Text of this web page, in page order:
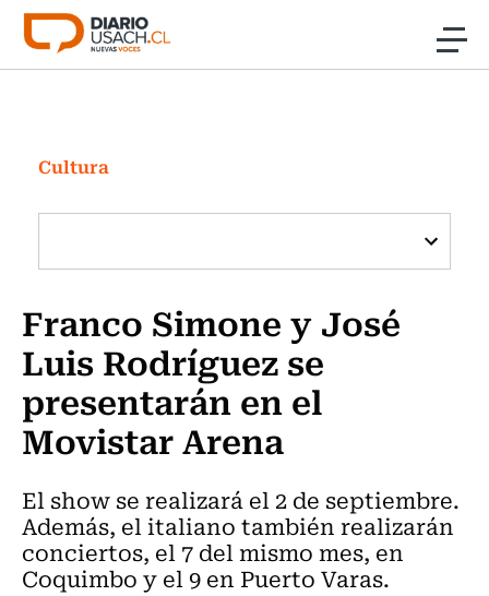
Click acá para ir directamente al contenido
Investigación
Cultura
Programas Radio y TV Usach
Cultura
Franco Simone y José
Luis Rodríguez se
presentarán en el
Movistar Arena
El show se realizará el 2 de septiembre.
Además, el italiano también realizarán
conciertos, el 7 del mismo mes, en
Coquimbo y el 9 en Puerto Varas.